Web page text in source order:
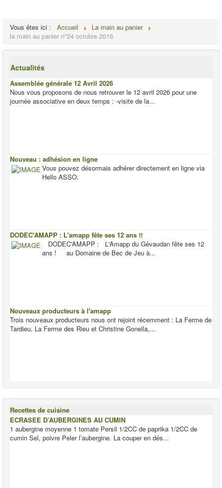
Vous êtes ici : Accueil
La main au panier
la main au panier n°24 octobre 2016
Actualités
Assemblée générale 12 Avril 2026
Nous vous proposons de nous retrouver le 12 avril 2026 pour une
journée associative en deux temps : -visite de la...
Nouveau : adhésion en ligne
Vous pouvez désormais adhérer directement en ligne via
Hello ASSO.
DODEC'AMAPP : L'amapp fête ses 12 ans !!
DODEC'AMAPP : L'Amapp du Gévaudan fête ses 12
ans ! au Domaine de Bec de Jeu à...
Nouveaux producteurs à l'amapp
Trois nouveaux producteurs nous ont rejoint récemment : La Ferme de
Tardieu, La Ferme des Rieu et Christine Gonella,...
Recettes de cuisine
ECRASEE D’AUBERGINES AU CUMIN
1 aubergine moyenne 1 tomate Persil 1/2CC de paprika 1/2CC de
cumin Sel, poivre Peler l’aubergine. La couper en dés...